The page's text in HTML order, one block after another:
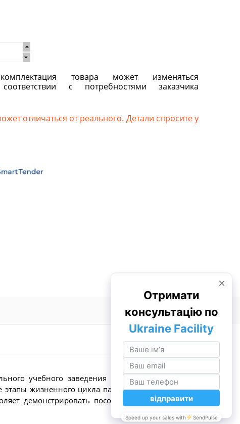
товара может изменяться
с потребностями заказчика
отличаться от реального. Детали спросите у
учебного заведения при изучении раздела
жизненного цикла папоротника на примере
демонстрировать пособие на металлической